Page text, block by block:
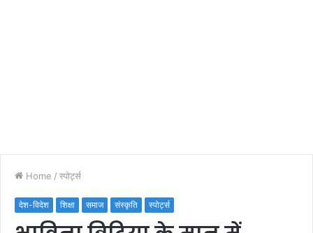
Home / स्पोर्ट्स
देश-विदेश शिक्षा समाज संस्कृति स्पोर्ट्स